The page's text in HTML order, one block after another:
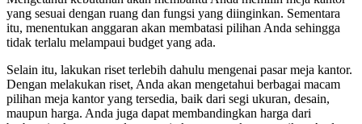
yang sesuai dengan ruang dan fungsi yang diinginkan. Sementara
itu, menentukan anggaran akan membatasi pilihan Anda sehingga
tidak terlalu melampaui budget yang ada.
Selain itu, lakukan riset terlebih dahulu mengenai pasar meja kantor.
Dengan melakukan riset, Anda akan mengetahui berbagai macam
pilihan meja kantor yang tersedia, baik dari segi ukuran, desain,
maupun harga. Anda juga dapat membandingkan harga dari